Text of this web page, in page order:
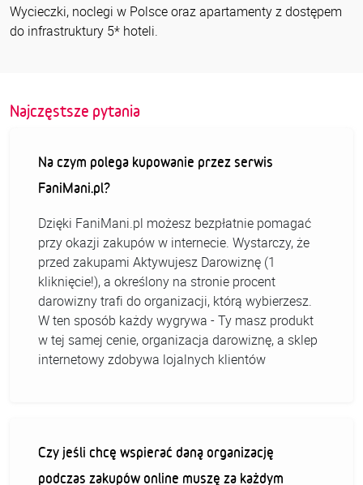
Wycieczki, noclegi w Polsce oraz apartamenty z dostępem
do infrastruktury 5* hoteli.
Najczęstsze pytania
Na czym polega kupowanie przez serwis
FaniMani.pl?
Dzięki FaniMani.pl możesz bezpłatnie pomagać
przy okazji zakupów w internecie. Wystarczy, że
przed zakupami Aktywujesz Darowiznę (1
kliknięcie!), a określony na stronie procent
darowizny trafi do organizacji, którą wybierzesz.
W ten sposób każdy wygrywa - Ty masz produkt
w tej samej cenie, organizacja darowiznę, a sklep
internetowy zdobywa lojalnych klientów
Czy jeśli chcę wspierać daną organizację
podczas zakupów online muszę za każdym